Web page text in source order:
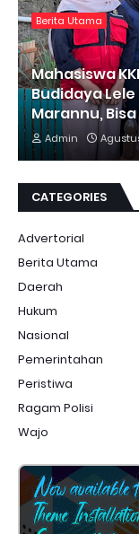
Berita Utama
Mahasiswa
Budidaya
Marannu,
Admin
CATEGORIES
Advertorial
Berita Utama
Daerah
Hukum
Nasional
Pemerintahan
Peristiwa
Ragam Polisi
Wajo